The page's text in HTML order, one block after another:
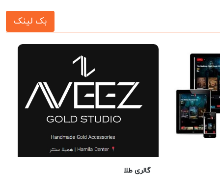
بک لینک
گالری طلا